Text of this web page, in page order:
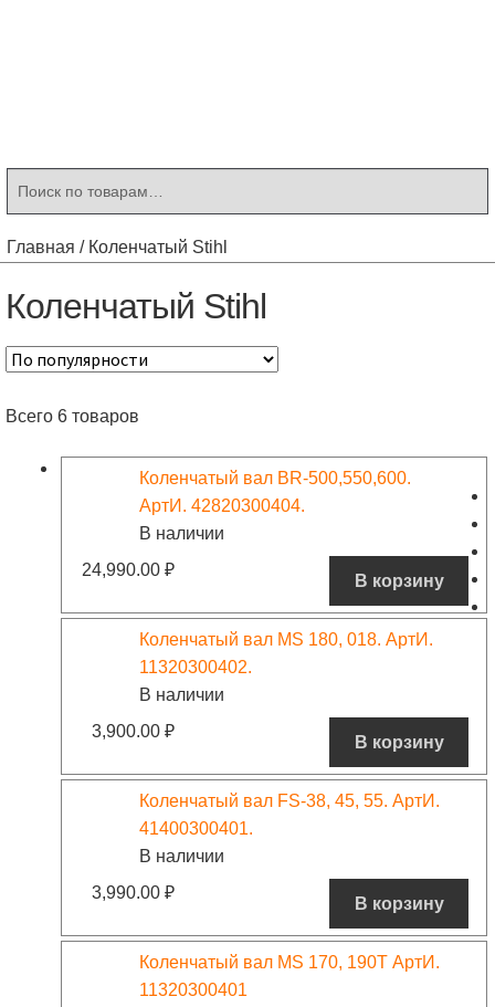
Главная / Коленчатый Stihl
Коленчатый Stihl
Всего 6 товаров
Коленчатый вал BR-500,550,600.
АртИ. 42820300404.
В наличии
24,990.00 ₽
В корзину
Коленчатый вал MS 180, 018. АртИ.
11320300402.
В наличии
3,900.00 ₽
В корзину
Коленчатый вал FS-38, 45, 55. АртИ.
41400300401.
В наличии
3,990.00 ₽
В корзину
Коленчатый вал MS 170, 190Т АртИ.
11320300401